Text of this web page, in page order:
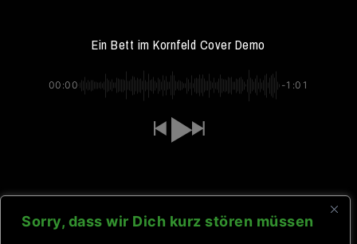
Sorry, dass wir Dich kurz stören müssen
Ein Bett im Kornfeld Cover Demo
00:00 -1:01
Nächste Veranstaltung